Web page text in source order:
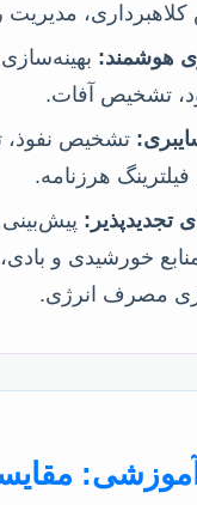
هوشمند:
تشخیص آفات.
تشخیص نفوذ،
فیلترینگ هرزنامه.
تجدیدپذیر: پیش‌بینی
خورشیدی و بادی،
مصرف انرژی.